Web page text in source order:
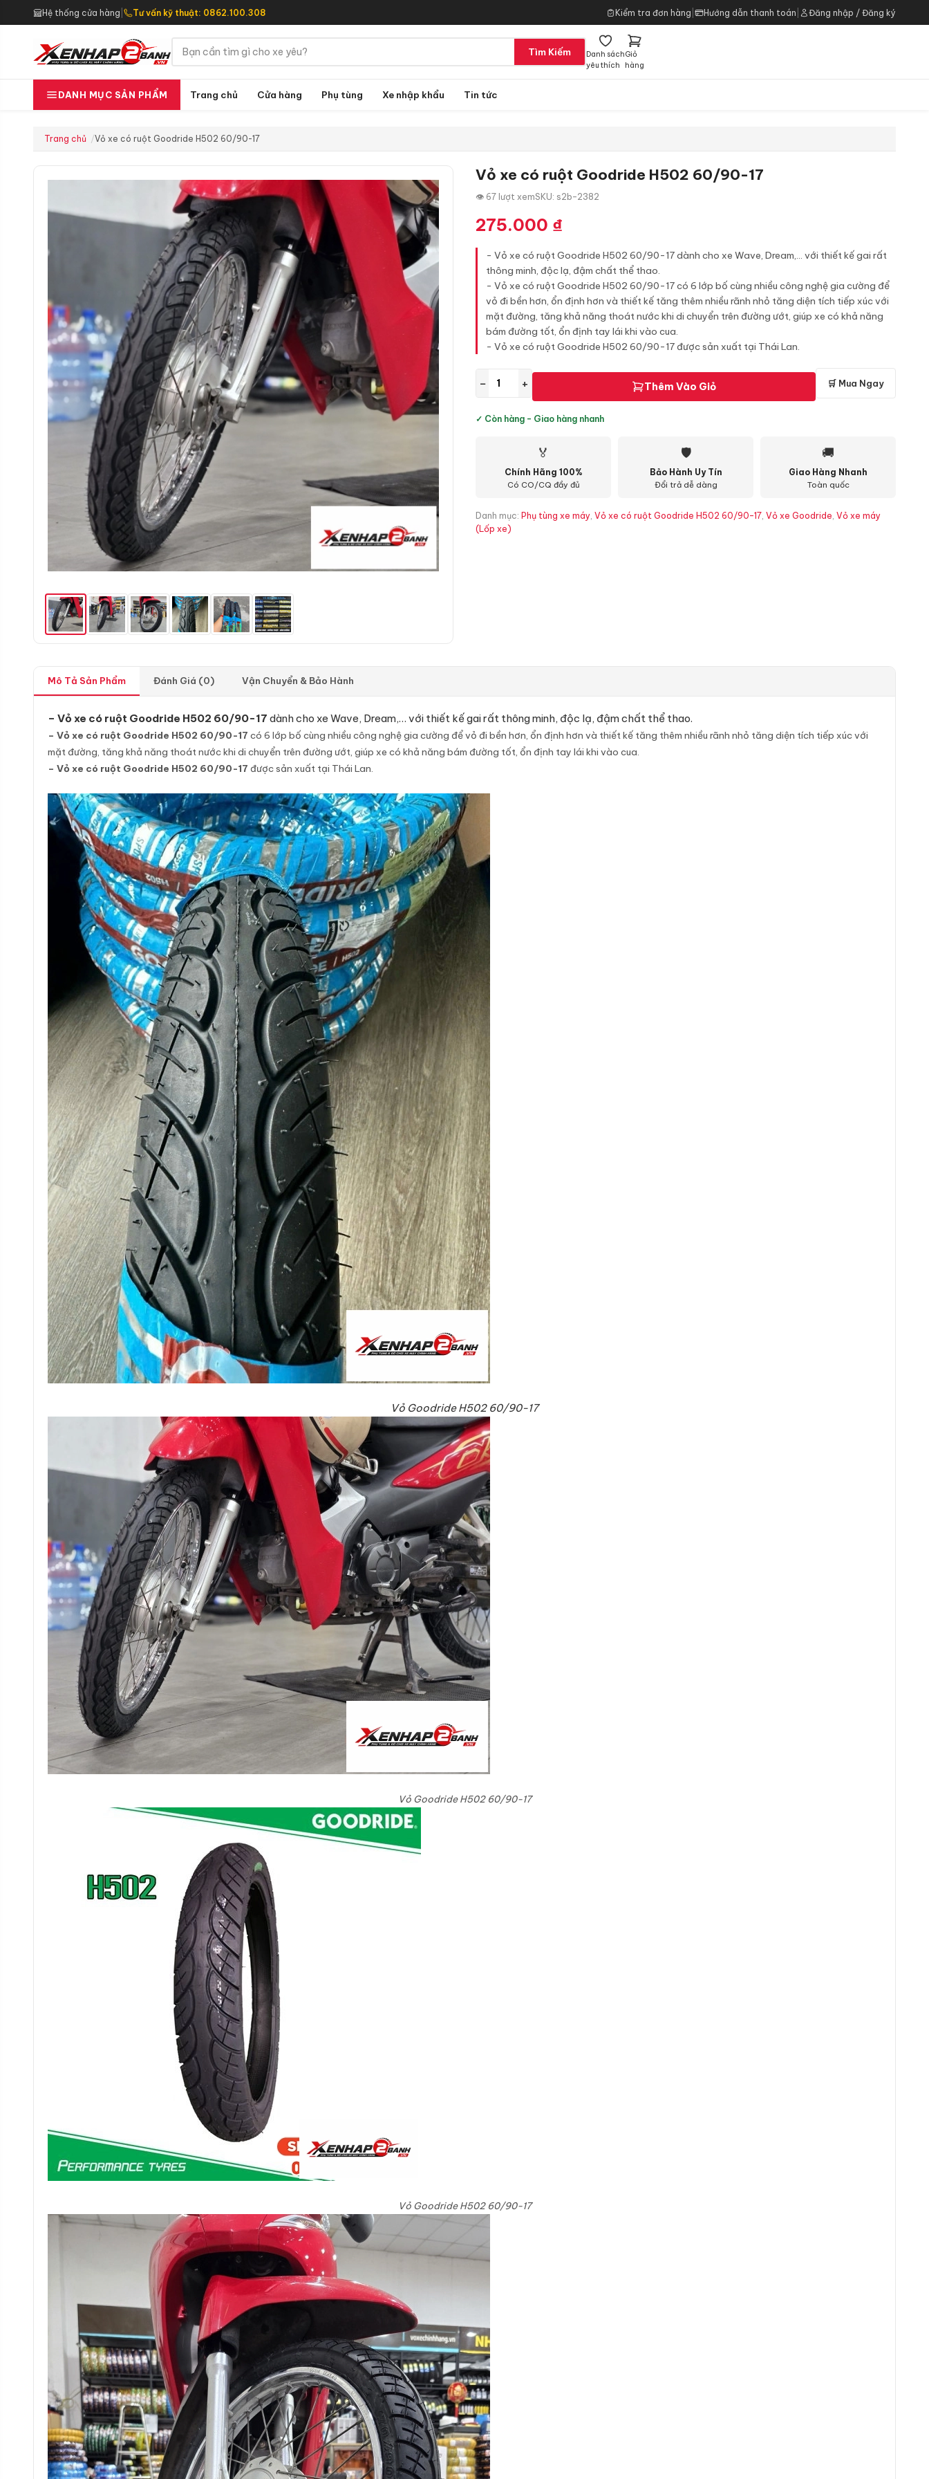
Hệ thống cửa hàng Tư vấn kỹ thuật: 0862.100.308 Kiểm tra đơn hàng Hướng dẫn thanh toán Đăng nhập / Đăng ký
Tìm Kiếm
Danh sách
yêu thích
Giỏ
hàng
DANH MỤC SẢN PHẨM Trang chủ Cửa hàng Phụ tùng Xe nhập khẩu Tin tức
Trang chủ Vỏ xe có ruột Goodride H502 60/90-17
Vỏ xe có ruột Goodride H502 60/90-17
👁 67 lượt xemSKU: s2b-2382
275.000 ₫
- Vỏ xe có ruột Goodride H502 60/90-17 dành cho xe Wave, Dream,... với thiết kế gai rất
thông minh, độc lạ, đậm chất thể thao.
- Vỏ xe có ruột Goodride H502 60/90-17 có 6 lớp bố cùng nhiều công nghệ gia cường để
vỏ đi bền hơn, ổn định hơn và thiết kế tăng thêm nhiều rãnh nhỏ tăng diện tích tiếp xúc với
mặt đường, tăng khả năng thoát nước khi di chuyển trên đường ướt, giúp xe có khả năng
bám đường tốt, ổn định tay lái khi vào cua.
- Vỏ xe có ruột Goodride H502 60/90-17 được sản xuất tại Thái Lan.
− + Thêm Vào Giỏ 🛒 Mua Ngay
✓ Còn hàng - Giao hàng nhanh
🏅
Chính Hãng 100%
Có CO/CQ đầy đủ
🛡
Bảo Hành Uy Tín
Đổi trả dễ dàng
🚚
Giao Hàng Nhanh
Toàn quốc
Danh mục: Phụ tùng xe máy, Vỏ xe có ruột Goodride H502 60/90-17, Vỏ xe Goodride, Vỏ xe máy
(Lốp xe)
Mô Tả Sản Phẩm Đánh Giá (0) Vận Chuyển & Bảo Hành
– Vỏ xe có ruột Goodride H502 60/90-17 dành cho xe Wave, Dream,… với thiết kế gai rất thông minh, độc lạ, đậm chất thể thao.
– Vỏ xe có ruột Goodride H502 60/90-17 có 6 lớp bố cùng nhiều công nghệ gia cường để vỏ đi bền hơn, ổn định hơn và thiết kế tăng thêm nhiều rãnh nhỏ tăng diện tích tiếp xúc với
mặt đường, tăng khả năng thoát nước khi di chuyển trên đường ướt, giúp xe có khả năng bám đường tốt, ổn định tay lái khi vào cua.
– Vỏ xe có ruột Goodride H502 60/90-17 được sản xuất tại Thái Lan.
Vỏ Goodride H502 60/90-17
Vỏ Goodride H502 60/90-17
Vỏ Goodride H502 60/90-17